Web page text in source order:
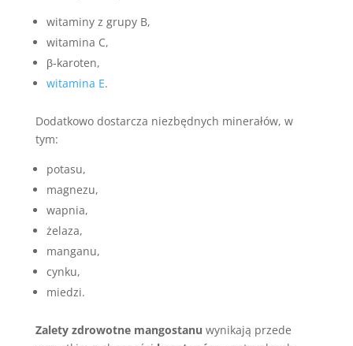
witaminy z grupy B,
witamina C,
β-karoten,
witamina E.
Dodatkowo dostarcza niezbędnych minerałów, w
tym:
potasu,
magnezu,
wapnia,
żelaza,
manganu,
cynku,
miedzi.
Zalety zdrowotne mangostanu wynikają przede